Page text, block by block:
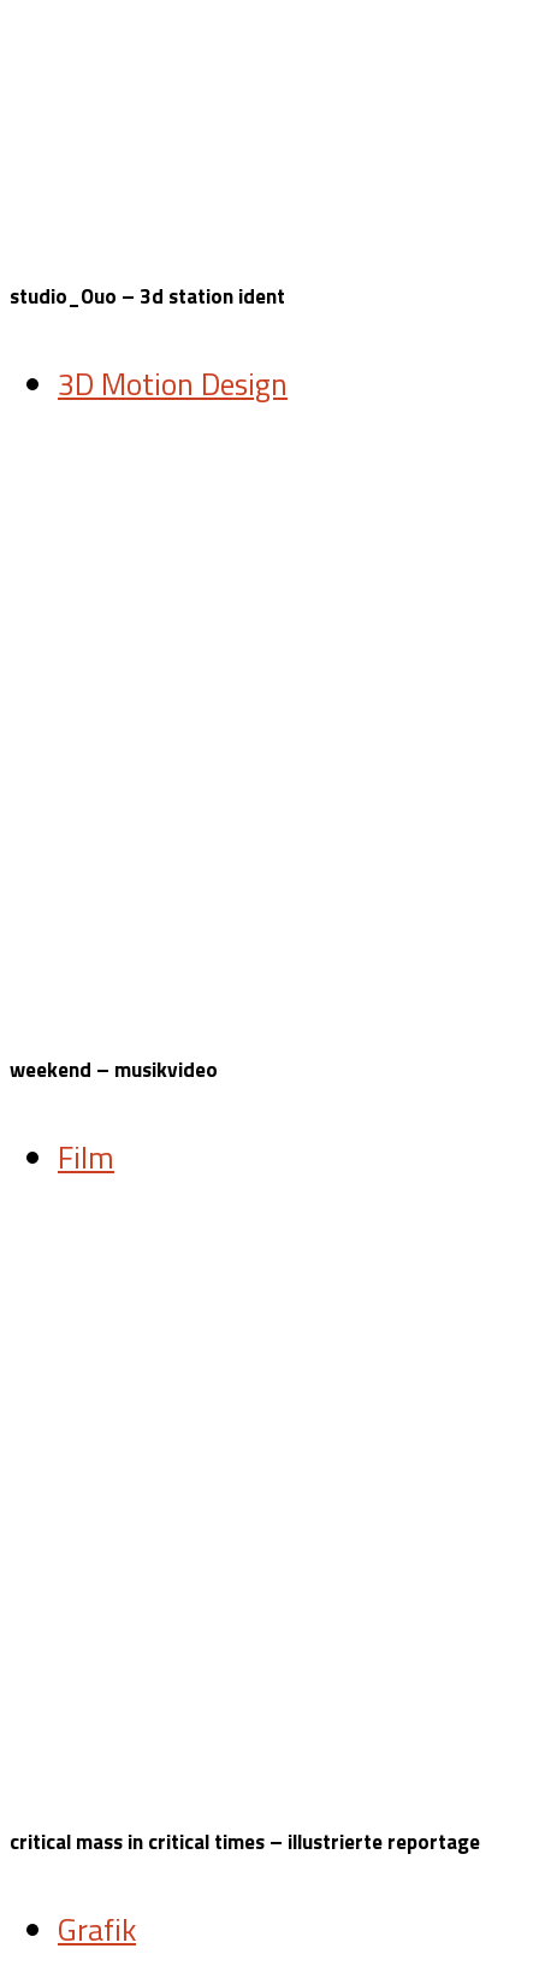
studio_Ouo – 3d station ident
3D Motion Design
weekend – musikvideo
Film
critical mass in critical times – illustrierte reportage
Grafik